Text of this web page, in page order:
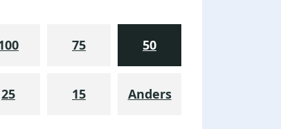
75 50
25 15 Anders